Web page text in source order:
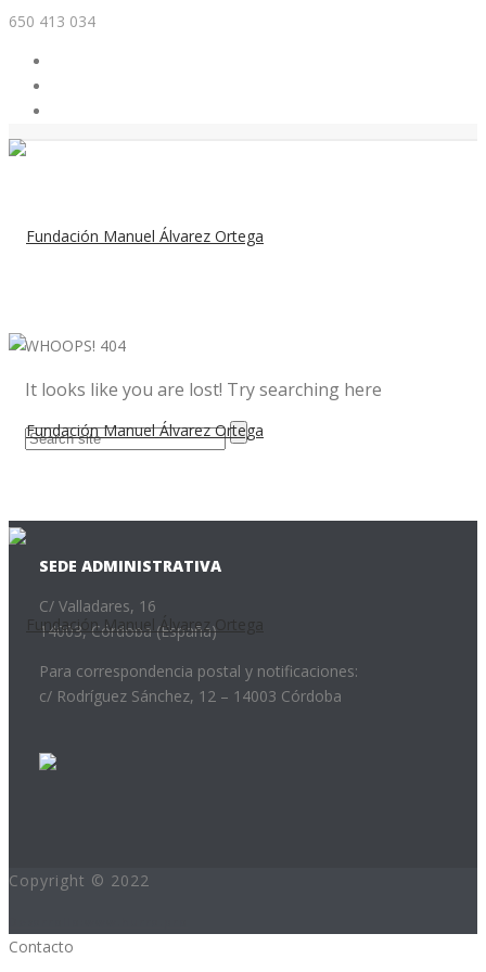
650 413 034
WHOOPS! 404
It looks like you are lost! Try searching here
SEDE ADMINISTRATIVA
C/ Valladares, 16
14003, Córdoba (España)
Para correspondencia postal y notificaciones:
c/ Rodríguez Sánchez, 12 – 14003 Córdoba
Copyright © 2022
Contacto